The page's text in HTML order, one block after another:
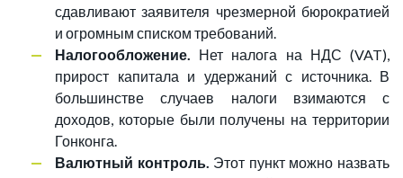
сдавливают заявителя чрезмерной бюрократией
и огромным списком требований.
Налогообложение. Нет налога на НДС (VAT),
прирост капитала и удержаний с источника. В
большинстве случаев налоги взимаются с
доходов, которые были получены на территории
Гонконга.
Валютный контроль. Этот пункт можно назвать